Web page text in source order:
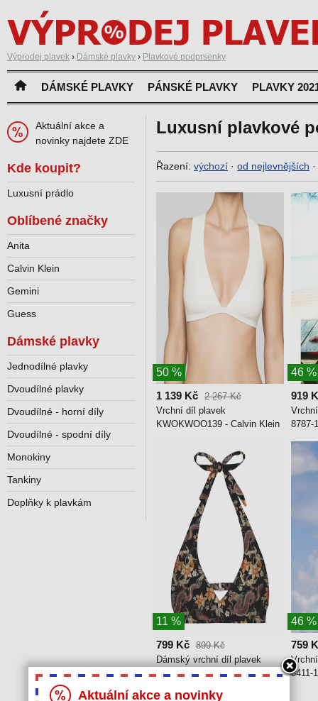
Výprodej plavek › Dámské plavky › Plavkové podprsenky
DÁMSKÉ PLAVKY PÁNSKÉ PLAVKY PLAVKY
Luxusní plavkové
Řazení: výchozí · od nejlevnějších ·
50 %
1 139 Kč 2 267 Kč
Vrchní díl plavek
KWOKWOO139 - Calvin Klein
46 %
919
8787-
11 %
799 Kč 899 Kč
Dámský vrchní díl plavek
Mr.Gugu BTH1153 - Gemini
46 %
759
8411-
Aktuální akce a
novinky najdete ZDE
Kde koupit?
Luxusní prádlo
Oblíbené značky
Anita
Calvin Klein
Gemini
Guess
Dámské plavky
Jednodílné plavky
Dvoudílné plavky
Dvoudílné - horní díly
Dvoudílné - spodní díly
Monokiny
Tankiny
Doplňky k plavkám
Aktuální akce a novinky